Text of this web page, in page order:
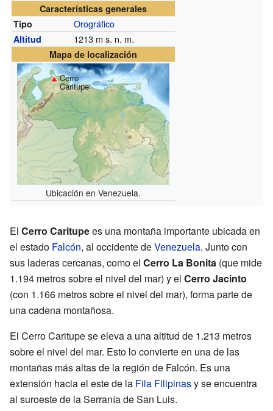
Características generales
Tipo
Orográfico
Altitud 1213 m s. n. m.
Mapa de localización
Cerro
Caritupe
Ubicación en Venezuela.
El Cerro Caritupees una montaña importante ubicada en
el estado Falcón, al occidente deVenezuela. Junto con
sus laderas cercanas, como el Cerro La Bonita (que mide
1.194 metros sobre el nivel del mar) y el Cerro Jacinto
(con 1.166 metros sobre el nivel del mar), forma parte de
una cadena montañosa.
El Cerro Caritupe se eleva a una altitud de 1.213 metros
sobre el nivel del mar. Esto lo convierte en una de las
montañas más altas de la región de Falcón. Es una
extensión hacia el este de la Fila Filipinasy se encuentra
al suroeste de la Serranía de San Luis.